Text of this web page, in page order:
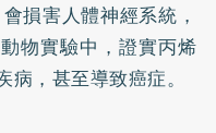
損害人體神經系統，
物實驗中，證實丙烯
，甚至導致癌症。